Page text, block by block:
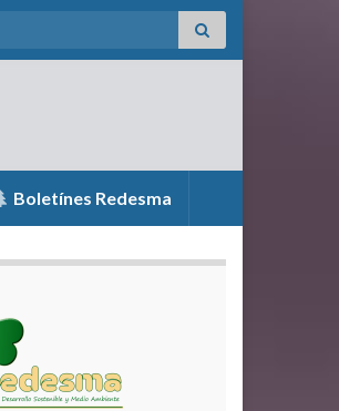
Boletínes Redesma